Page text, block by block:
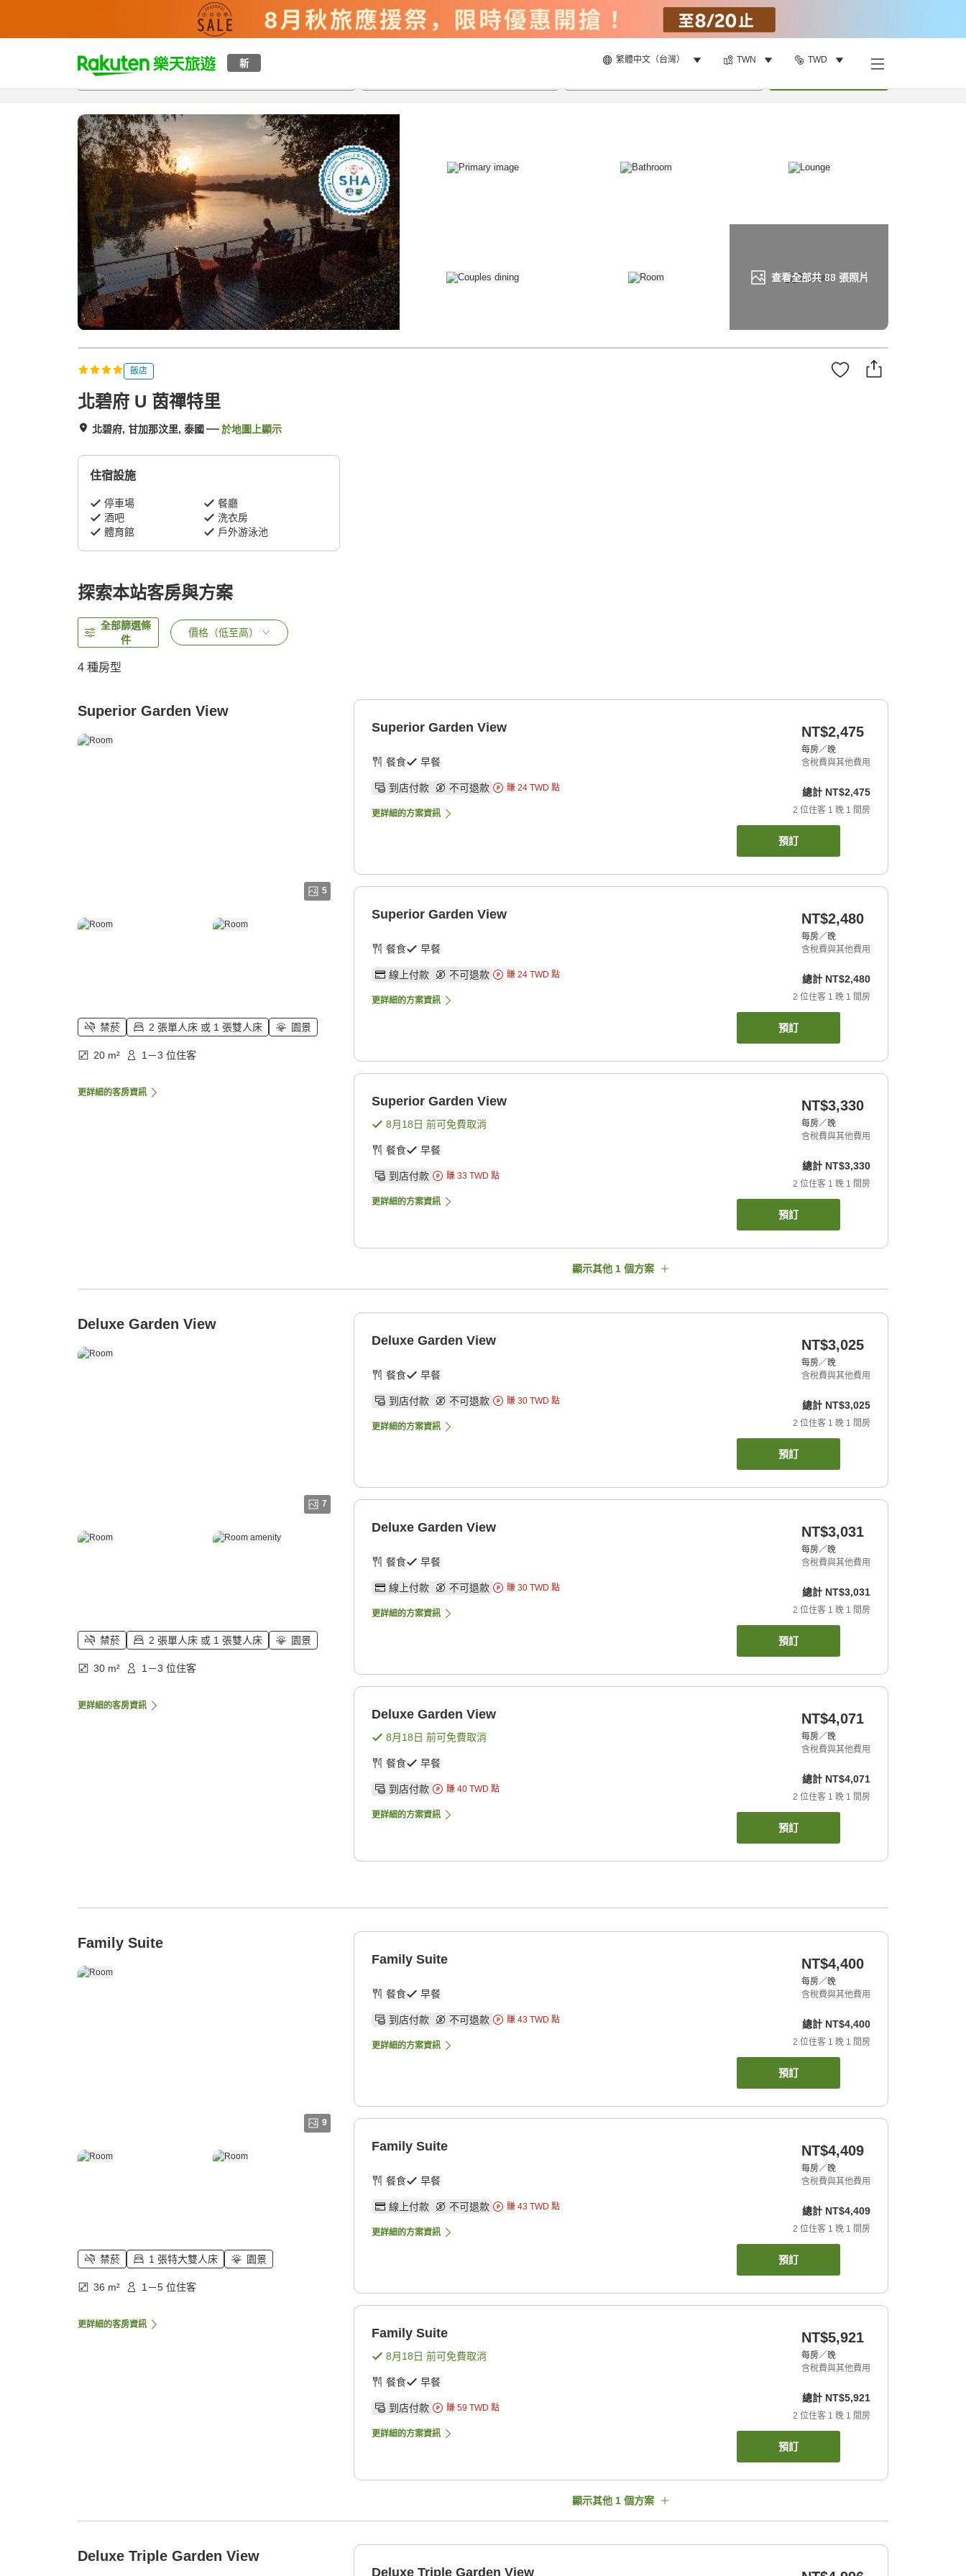
新 繁體中文（台灣） TWN TWD
t
p
a
g
e
_
查看全部共88張照片
總覽客房與方案評語設施
飯店
北碧府 U 茵禪特里
北碧府, 甘加那汶里, 泰國 於地圖上顯示
住宿設施
停車場
餐廳
酒吧
洗衣房
體育館
戶外游泳池
探索本站客房與方案
全部篩選條
件
價格（低至高）
4 種房型
Superior Garden View
5
禁菸 2 張單人床 或 1 張雙人床 園景
20 m² 1－3 位住客
更詳細的客房資訊
Superior Garden View
餐食 早餐
到店付款 不可退款 賺 24 TWD 點
更詳細的方案資訊
NT$2,475
每房／晚
含稅費與其他費用
總計 NT$2,475
2 位住客 1 晚 1 間房
預訂
Superior Garden View
餐食 早餐
線上付款 不可退款 賺 24 TWD 點
更詳細的方案資訊
NT$2,480
每房／晚
含稅費與其他費用
總計 NT$2,480
2 位住客 1 晚 1 間房
預訂
Superior Garden View
8月18日 前可免費取消
餐食 早餐
到店付款 賺 33 TWD 點
更詳細的方案資訊
NT$3,330
每房／晚
含稅費與其他費用
總計 NT$3,330
2 位住客 1 晚 1 間房
預訂
顯示其他 1 個方案
Deluxe Garden View
7
禁菸 2 張單人床 或 1 張雙人床 園景
30 m² 1－3 位住客
更詳細的客房資訊
Deluxe Garden View
餐食 早餐
到店付款 不可退款 賺 30 TWD 點
更詳細的方案資訊
NT$3,025
每房／晚
含稅費與其他費用
總計 NT$3,025
2 位住客 1 晚 1 間房
預訂
Deluxe Garden View
餐食 早餐
線上付款 不可退款 賺 30 TWD 點
更詳細的方案資訊
NT$3,031
每房／晚
含稅費與其他費用
總計 NT$3,031
2 位住客 1 晚 1 間房
預訂
Deluxe Garden View
8月18日 前可免費取消
餐食 早餐
到店付款 賺 40 TWD 點
更詳細的方案資訊
NT$4,071
每房／晚
含稅費與其他費用
總計 NT$4,071
2 位住客 1 晚 1 間房
預訂
Family Suite
9
禁菸 1 張特大雙人床 園景
36 m² 1－5 位住客
更詳細的客房資訊
Family Suite
餐食 早餐
到店付款 不可退款 賺 43 TWD 點
更詳細的方案資訊
NT$4,400
每房／晚
含稅費與其他費用
總計 NT$4,400
2 位住客 1 晚 1 間房
預訂
Family Suite
餐食 早餐
線上付款 不可退款 賺 43 TWD 點
更詳細的方案資訊
NT$4,409
每房／晚
含稅費與其他費用
總計 NT$4,409
2 位住客 1 晚 1 間房
預訂
Family Suite
8月18日 前可免費取消
餐食 早餐
到店付款 賺 59 TWD 點
更詳細的方案資訊
NT$5,921
每房／晚
含稅費與其他費用
總計 NT$5,921
2 位住客 1 晚 1 間房
預訂
顯示其他 1 個方案
Deluxe Triple Garden View
Deluxe Triple Garden View